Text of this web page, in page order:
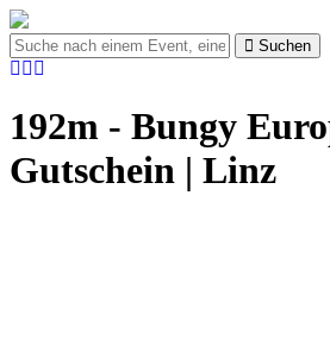
Suchen
192m - Bungy
Gutschein | Linz